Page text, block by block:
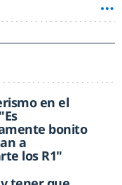
en el
bonito
a
los R1"